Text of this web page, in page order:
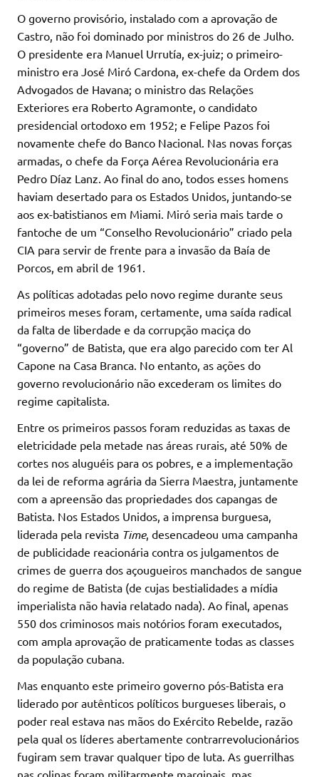
O governo provisório, instalado com a aprovação de
Castro, não foi dominado por ministros do 26 de Julho.
O presidente era Manuel Urrutía, ex-juiz; o primeiro-
ministro era José Miró Cardona, ex-chefe da Ordem dos
Advogados de Havana; o ministro das Relações
Exteriores era Roberto Agramonte, o candidato
presidencial ortodoxo em 1952; e Felipe Pazos foi
novamente chefe do Banco Nacional. Nas novas forças
armadas, o chefe da Força Aérea Revolucionária era
Pedro Díaz Lanz. Ao final do ano, todos esses homens
haviam desertado para os Estados Unidos, juntando-se
aos ex-batistianos em Miami. Miró seria mais tarde o
fantoche de um “Conselho Revolucionário” criado pela
CIA para servir de frente para a invasão da Baía de
Porcos, em abril de 1961.
As políticas adotadas pelo novo regime durante seus
primeiros meses foram, certamente, uma saída radical
da falta de liberdade e da corrupção maciça do
“governo” de Batista, que era algo parecido com ter Al
Capone na Casa Branca. No entanto, as ações do
governo revolucionário não excederam os limites do
regime capitalista.
Entre os primeiros passos foram reduzidas as taxas de
eletricidade pela metade nas áreas rurais, até 50% de
cortes nos aluguéis para os pobres, e a implementação
da lei de reforma agrária da Sierra Maestra, juntamente
com a apreensão das propriedades dos capangas de
Batista. Nos Estados Unidos, a imprensa burguesa,
liderada pela revista Time, desencadeou uma campanha
de publicidade reacionária contra os julgamentos de
crimes de guerra dos açougueiros manchados de sangue
do regime de Batista (de cujas bestialidades a mídia
imperialista não havia relatado nada). Ao final, apenas
550 dos criminosos mais notórios foram executados,
com ampla aprovação de praticamente todas as classes
da população cubana.
Mas enquanto este primeiro governo pós-Batista era
liderado por autênticos políticos burgueses liberais, o
poder real estava nas mãos do Exército Rebelde, razão
pela qual os líderes abertamente contrarrevolucionários
fugiram sem travar qualquer tipo de luta. As guerrilhas